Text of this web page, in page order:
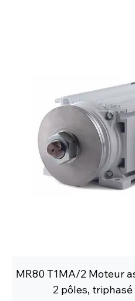
MR80 T1MA/2 Moteur
2 pôles,